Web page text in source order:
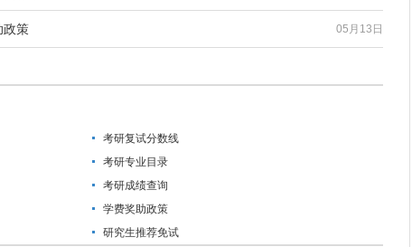
05月13日
政策
考研复试分数线
考研专业目录
考研成绩查询
学费奖助政策
研究生推荐免试